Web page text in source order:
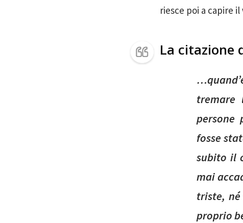
riesce poi a capire
La citazione
tremare
persone
fosse
subito il
mai
triste,
proprio